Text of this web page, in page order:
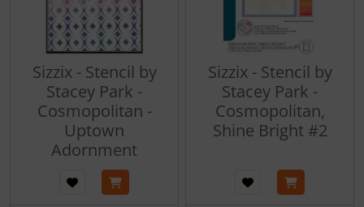
Sizzix - Stencil by
Stacey Park -
Cosmopolitan -
Uptown
Adornment
Sizzix - Stencil by
Stacey Park -
Cosmopolitan,
Shine Bright #2